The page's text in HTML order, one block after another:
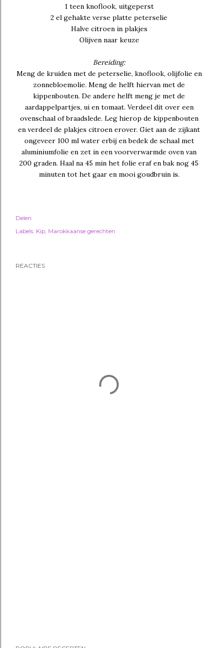
1 teen knoflook, uitgeperst
2 el gehakte verse platte peterselie
Halve citroen in plakjes
Olijven naar keuze
Bereiding:
Meng de kruiden met de peterselie, knoflook, olijfolie en
zonnebloemolie. Meng de helft hiervan met de
kippenbouten. De andere helft meng je met de
aardappelpartjes, ui en tomaat. Verdeel dit over een
ovenschaal of braadslede. Leg hierop de kippenbouten
en verdeel de plakjes citroen erover. Giet aan de zijkant
ongeveer 100 ml water erbij en bedek de schaal met
aluminiumfolie en zet in een voorverwarmde oven van
200 graden. Haal na 45 min het folie eraf en bak nog 45
minuten tot het gaar en mooi goudbruin is.
Delen
Labels: Kip Marokkaanse gerechten
REACTIES